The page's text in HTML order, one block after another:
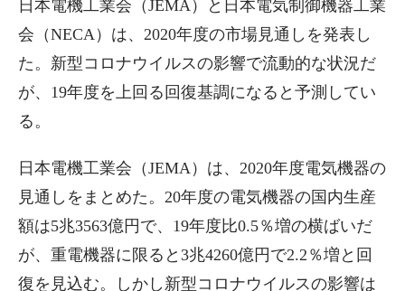
日本電機工業会（JEMA）と日本電気制御機器工業
会（NECA）は、2020年度の市場見通しを発表し
た。新型コロナウイルスの影響で流動的な状況だ
が、19年度を上回る回復基調になると予測してい
る。
日本電機工業会（JEMA）は、2020年度電気機器の
見通しをまとめた。20年度の電気機器の国内生産
額は5兆3563億円で、19年度比0.5％増の横ばいだ
が、重電機器に限ると3兆4260億円で2.2％増と回
復を見込む。しかし新型コロナウイルスの影響は